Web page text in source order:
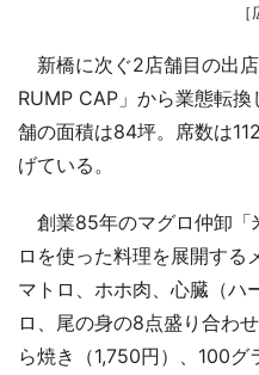
新橋に次ぐ2店舗目の出
RUMP CAP」から業態転
舗の面積は84坪。席数は
げている。
創業85年のマグロ仲卸「
ロを使った料理を展開する
マトロ、ホホ肉、心臓（ハ
ロ、尾の身の8点盛り合わ
ら焼き（1,750円）、100